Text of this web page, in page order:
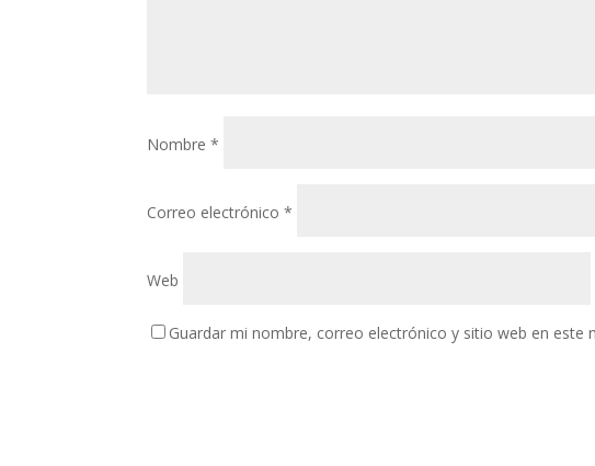
Nombre*
Correo electrónico*
Web
Guardar mi nombre, correo electrónico y sitio web en este